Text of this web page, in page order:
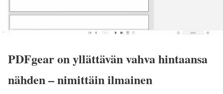
PDFgear on yllättävän vahva hintaansa
nähden – nimittäin ilmainen